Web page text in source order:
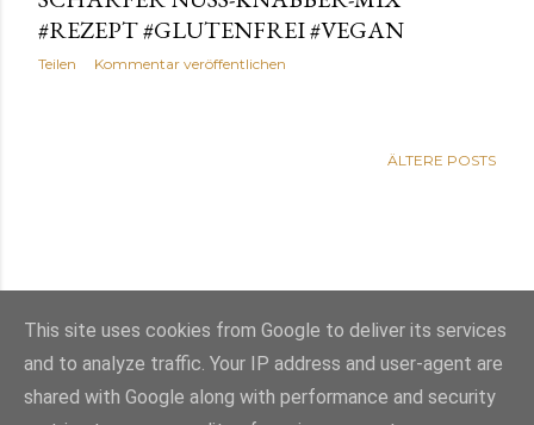
#REZEPT #GLUTENFREI #VEGAN
Teilen Kommentar veröffentlichen
ÄLTERE POSTS
This site uses cookies from Google to deliver its services
and to analyze traffic. Your IP address and user-agent are
shared with Google along with performance and security